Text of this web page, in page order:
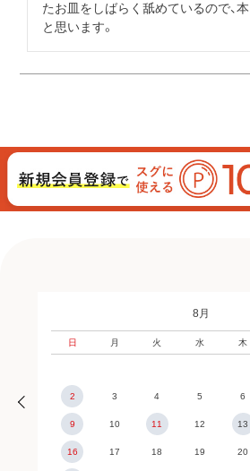
たお皿をしばらく舐めているので、
と思います。
8月
日 月 火 水 木
2 3 4 5 6
9 10 11 12 13
16 17 18 19 20